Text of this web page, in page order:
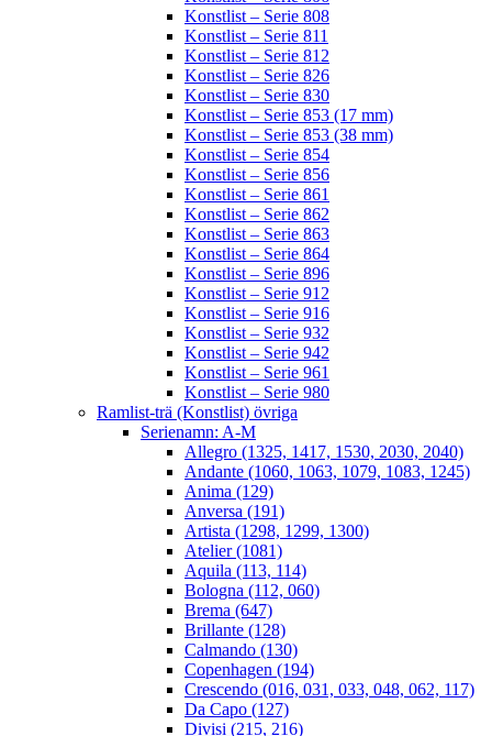
Konstlist – Serie 808
Konstlist – Serie 811
Konstlist – Serie 812
Konstlist – Serie 826
Konstlist – Serie 830
Konstlist – Serie 853 (17 mm)
Konstlist – Serie 853 (38 mm)
Konstlist – Serie 854
Konstlist – Serie 856
Konstlist – Serie 861
Konstlist – Serie 862
Konstlist – Serie 863
Konstlist – Serie 864
Konstlist – Serie 896
Konstlist – Serie 912
Konstlist – Serie 916
Konstlist – Serie 932
Konstlist – Serie 942
Konstlist – Serie 961
Konstlist – Serie 980
Ramlist-trä (Konstlist) övriga
Serienamn: A-M
Allegro (1325, 1417, 1530, 2030, 2040)
Andante (1060, 1063, 1079, 1083, 1245)
Anima (129)
Anversa (191)
Artista (1298, 1299, 1300)
Atelier (1081)
Aquila (113, 114)
Bologna (112, 060)
Brema (647)
Brillante (128)
Calmando (130)
Copenhagen (194)
Crescendo (016, 031, 033, 048, 062, 117)
Da Capo (127)
Divisi (215, 216)